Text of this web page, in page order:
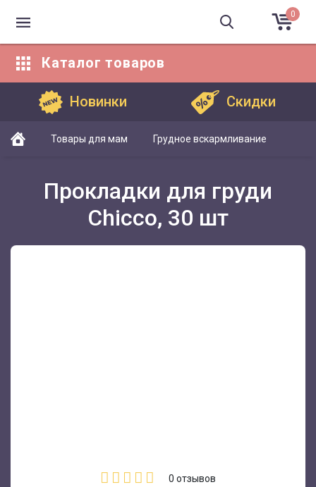
0
Каталог товаров
Новинки Скидки
Товары для мам Грудное вскармливание
Прокладки для груди
Chicco, 30 шт
0 отзывов